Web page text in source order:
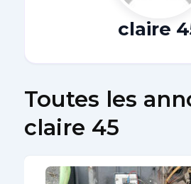
claire
Toutes les
claire 45